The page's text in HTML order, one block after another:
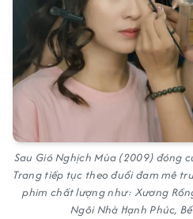
Sau Gió Nghịch Mùa (2009) đóng
Trang tiếp tục theo đuổi đam mê
phim chất lượng như: Xương
Ngôi Nhà Hạnh Phúc,